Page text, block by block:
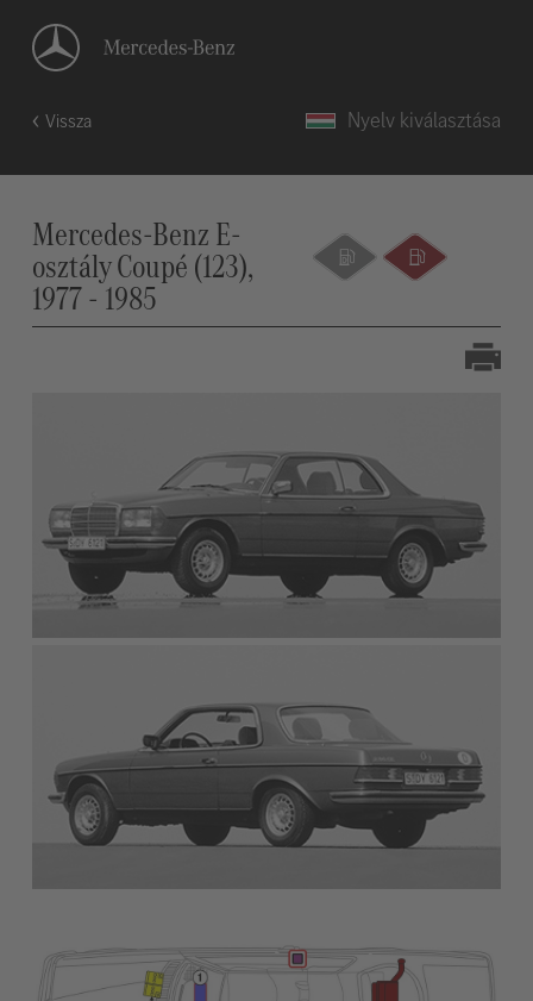
Vissza Nyelv kiválasztása
Mercedes-Benz E-
osztály Coupé (123),
1977 - 1985